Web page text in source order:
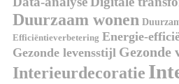
Duurzaam wonen
Efficiëntieverbetering Energie-
Gezonde levensstijl Gezonde
Interieurdecoratie